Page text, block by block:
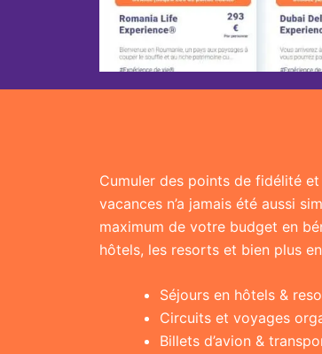
Cumuler des points de fidélité
vacances n’a jamais été aussi
maximum de votre budget en
hôtels, les resorts et bien plus
Séjours en hôtels &
Circuits et voyages
Billets d’avion &